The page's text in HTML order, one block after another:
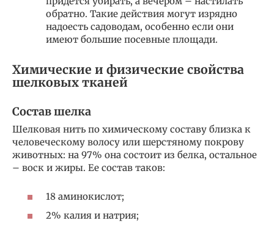
обратно. Такие действия могут изрядно
надоесть садоводам, особенно если они
имеют большие посевные площади.
Химические и физические свойства
шелковых тканей
Состав шелка
Шелковая нить по химическому составу близка к
человеческому волосу или шерстяному покрову
животных: на 97% она состоит из белка, остальное
– воск и жиры. Ее состав таков:
18 аминокислот;
2% калия и натрия;